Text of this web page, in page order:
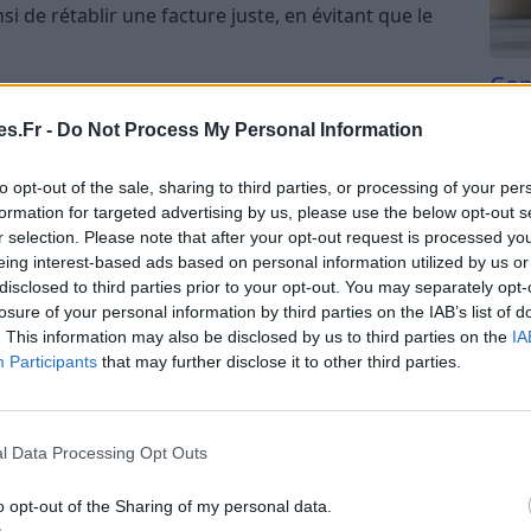
- Do Not Process My Personal Information
opt-out of the sale, sharing to third parties, or processing of your
for targeted advertising by us, please use the below opt-out
selection. Please note that after your opt-out request is processed
interest-based ads based on personal information utilized by us
to third parties prior to your opt-out. You may separately
of your personal information by third parties on the IAB’s list of
This information may also be disclosed by us to third parties on the
Participants that may further disclose it to other third parties.
Data Processing Opt Outs
opt-out of the Sharing of my personal data.
de rétablir une facture juste, en évitant que le
suite à une erreur de facturation, un
de détection d’un écart entre la consommation
La régularisation EDF peut ainsi
que professionnels.
à une régularisation
erreur administrative ou technique a conduit à
une mauvaise lecture du compteur ou une
contrat :
peut être nécessaire pour ajuster la
sera effectuée lorsque la lecture réelle
Tri
du